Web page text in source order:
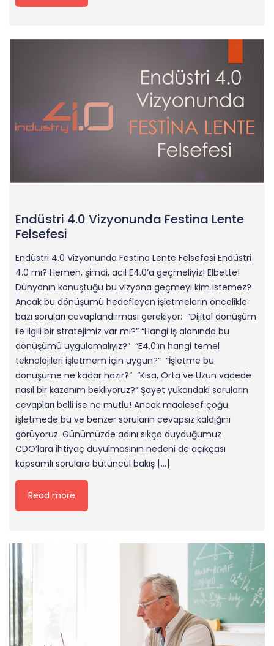
Endüstri 4.0 Vizyonunda Festina Lente
Felsefesi
Endüstri 4.0 Vizyonunda Festina Lente Felsefesi Endüstri
4.0 mı? Hemen, şimdi, acil E4.0’a geçmeliyiz! Elbette!
Dünyanın konuştuğu bu vizyona geçmeyi kim istemez?
Ancak bu dönüşümü hedefleyen işletmelerin öncelikle
bazı soruları cevaplandırması gerekiyor: “Dijital dönüşüm
ile ilgili bir stratejimiz var mı?” “Hangi iş alanında bu
dönüşümü uygulamalıyız?” “E4.0’ın hangi temel
teknolojileri işletmem için uygun?” “İşletme bu
dönüşüme ne kadar hazır?” “Kısa, Orta ve Uzun vadede
nasıl bir kazanım bekliyoruz?” Şayet yukarıdaki soruların
cevapları belli ise ne mutlu! Ancak maalesef çoğu
işletmede bu ve benzer soruların cevapsız kaldığını
görüyoruz. Günümüzde adını sıkça duyduğumuz
CDO’lara ihtiyaç duyulmasının nedeni de açıkçası
kapsamlı sorulara bütüncül bakış […]
Read more